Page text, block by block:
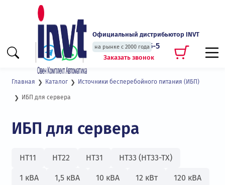
Официальный дистрибьютор INVT
на рынке с 2000 года
+7 (495) 135-135-5
Заказать звонок
Главная Каталог Источники бесперебойного питания (ИБП)
ИБП для сервера
ИБП для сервера
HT11 HT22 HT31 HT33 (HT33-TX)
1 кВА 1,5 кВА 10 кВА 12 кВт 120 кВА